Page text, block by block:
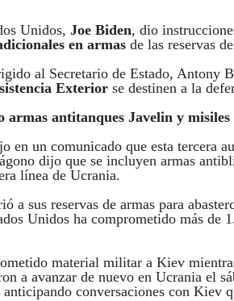
Unidos, Joe Biden, dio
en armas de las reservas
al Secretario de Estado, Antony
Exterior se destinen a la
armas antitanques Javelin y
en un comunicado que esta tercera
dijo que se incluyen armas
línea de Ucrania.
a sus reservas de armas para
Unidos ha comprometido más de
material militar a Kiev
a avanzar de nuevo en Ucrania el
conversaciones con Kiev